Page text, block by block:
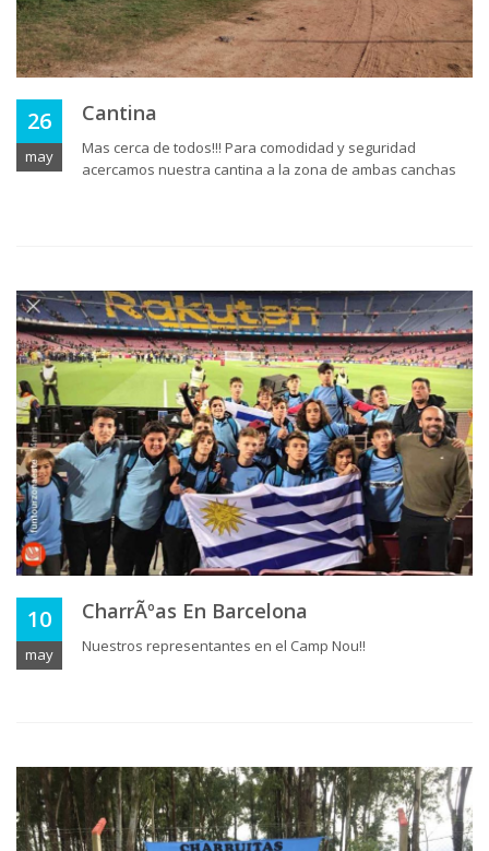
26
may
Cantina
Mas cerca de todos!!! Para comodidad y seguridad
acercamos nuestra cantina a la zona de ambas canchas
10
may
CharrÃºas En Barcelona
Nuestros representantes en el Camp Nou!!